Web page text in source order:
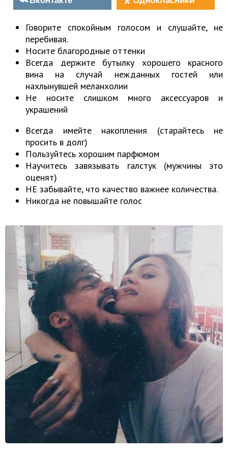
Говорите спокойным голосом и слушайте, не
перебивая.
Носите благородные оттенки
Всегда держите бутылку хорошего красного
вина на случай нежданных гостей или
нахлынувшей меланхолии
Не носите слишком много аксессуаров и
украшений
Всегда имейте накопления (старайтесь не
просить в долг)
Пользуйтесь хорошим парфюмом
Научитесь завязывать галстук (мужчины это
оценят)
НЕ забывайте, что качество важнее количества.
Никогда не повышайте голос